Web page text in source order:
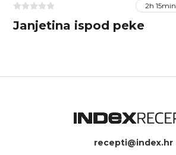
2h 15min
Janjetina ispod peke
recepti@index.hr